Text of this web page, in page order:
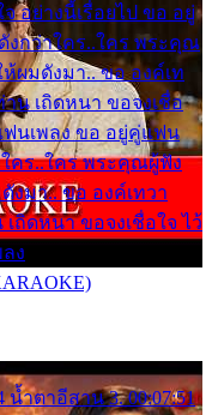
อย่างนี้เรื่อยไป ขอ อยู่
งกว่าใคร..ใคร พระคุณ
ผมดังมา.. ขอ องค์เท
น เถิดหนา ขอจงเชื่อ
ฟนเพลง ขอ อยู่คู่แฟน
ใคร..ใคร พระคุณผู้ฟัง
งมา.. ขอ องค์เทวา
ดหนา ขอจงเชื่อใจ ไว้
ง
น้ำตาอีสาน 3. 00:07:51